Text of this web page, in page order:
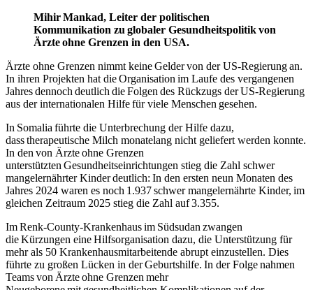
Mihir Mankad, Leiter der politischen
Kommunikation zu globaler Gesundheitspolitik von
Ärzte ohne Grenzen in den USA.
Ärzte ohne Grenzen nimmt keine Gelder von der US-Regierung an.
In ihren Projekten hat die Organisation im Laufe des vergangenen
Jahres dennoch deutlich dieFolgen des Rückzugs der US-Regierung
aus der internationalen Hilfe für viele Menschen gesehen.
In Somalia führte die Unterbrechung der Hilfe dazu,
dass therapeutische Milch monatelang nicht geliefert werden konnte.
In den von Ärzte ohne Grenzen
unterstützten Gesundheitseinrichtungen stieg die Zahl schwer
mangelernährter Kinder deutlich: In den ersten neun Monaten des
Jahres 2024 waren es noch 1.937 schwer mangelernährte Kinder, im
gleichen Zeitraum 2025 stieg die Zahl auf 3.355.
Im Renk-County-Krankenhaus im Südsudan zwangen
die Kürzungen eine Hilfsorganisation dazu, die Unterstützung für
mehr als 50 Krankenhausmitarbeitende abrupt einzustellen. Dies
führte zu großen Lücken in der Geburtshilfe. In der Folge nahmen
Teams von Ärzte ohne Grenzen mehr